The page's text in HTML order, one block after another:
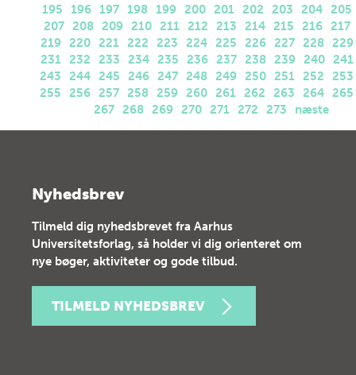
195
196 197 198 199 200 201 202 203 204 205
207 208 209 210 211 212 213 214 215 216 217
219 220 221 222 223 224 225 226 227 228 229
231 232 233 234 235 236 237 238 239 240 241
243
244 245 246 247 248 249 250 251 252
253
255
256 257 258 259 260 261 262 263 264 265
267 268 269 270 271 272 273 næste
Nyhedsbrev
Tilmeld dig nyhedsbrevet fra Aarhus
Universitetsforlag, så holder vi dig orienteret om
nye bøger, aktiviteter og gode tilbud.
TILMELD NYHEDSBREV